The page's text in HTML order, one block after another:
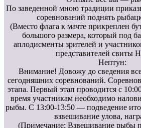
По заведенной мною традиции
соревнований поднять
(Вместо флага к мачте прикреплен
большого размера, который под
аплодисменты зрителей и
представителей свиты
Нептун:
Внимание! Довожу до сведения
сегодняшних соревнований.
этапа. Первый этап проводится с
время участникам необходимо
рыбы. С 13:00-13:50 — подведение
взвешивание улова,
(Примечание: Взвешивание рыбы